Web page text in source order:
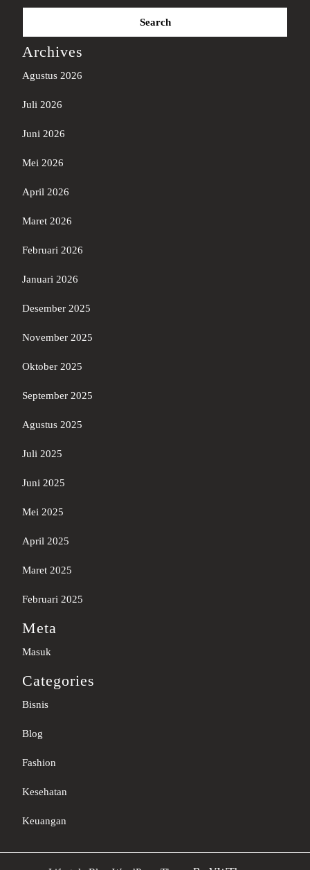
Search
Archives
Agustus 2026
Juli 2026
Juni 2026
Mei 2026
April 2026
Maret 2026
Februari 2026
Januari 2026
Desember 2025
November 2025
Oktober 2025
September 2025
Agustus 2025
Juli 2025
Juni 2025
Mei 2025
April 2025
Maret 2025
Februari 2025
Meta
Masuk
Categories
Bisnis
Blog
Fashion
Kesehatan
Keuangan